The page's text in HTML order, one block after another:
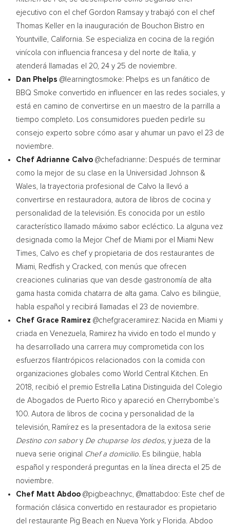
ejecutivo con el chef Gordon Ramsay y trabajó con el chef
Thomas Keller en la inauguración de Bouchon Bistro en
Yountville, California. Se especializa en cocina de la región
vinícola con influencia francesa y del norte de Italia, y
atenderá llamadas el 20, 24 y 25 de noviembre.
Dan Phelps @learningtosmoke: Phelps es un fanático de
BBQ Smoke convertido en influencer en las redes sociales, y
está en camino de convertirse en un maestro de la parrilla a
tiempo completo. Los consumidores pueden pedirle su
consejo experto sobre cómo asar y ahumar un pavo el 23 de
noviembre.
Chef Adrianne Calvo @chefadrianne: Después de terminar
como la mejor de su clase en la Universidad Johnson &
Wales, la trayectoria profesional de Calvo la llevó a
convertirse en restauradora, autora de libros de cocina y
personalidad de la televisión. Es conocida por un estilo
característico llamado máximo sabor ecléctico. La alguna vez
designada como la Mejor Chef de Miami por el Miami New
Times, Calvo es chef y propietaria de dos restaurantes de
Miami, Redfish y Cracked, con menús que ofrecen
creaciones culinarias que van desde gastronomía de alta
gama hasta comida chatarra de alta gama. Calvo es bilingüe,
habla español y recibirá llamadas el 23 de noviembre.
Chef Grace Ramirez @chefgraceramirez: Nacida en Miami y
criada en Venezuela, Ramirez ha vivido en todo el mundo y
ha desarrollado una carrera muy comprometida con los
esfuerzos filantrópicos relacionados con la comida con
organizaciones globales como World Central Kitchen. En
2018, recibió el premio Estrella Latina Distinguida del Colegio
de Abogados de Puerto Rico y apareció en Cherrybombe’s
100. Autora de libros de cocina y personalidad de la
televisión, Ramírez es la presentadora de la exitosa serie
Destino con sabory De chuparse los dedos, y jueza de la
nueva serie original
Chef a domicilio. Es bilingüe, habla
español y responderá preguntas en la línea directa el 25 de
noviembre.
Chef Matt Abdoo @pigbeachnyc, @mattabdoo: Este chef de
formación clásica convertido en restaurador es propietario
del restaurante Pig Beach en Nueva York y Florida. Abdoo